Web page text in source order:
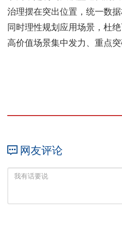
治理摆在突出位置，统一数
同时理性规划应用场景，杜
高价值场景集中发力、重点突
网友评论